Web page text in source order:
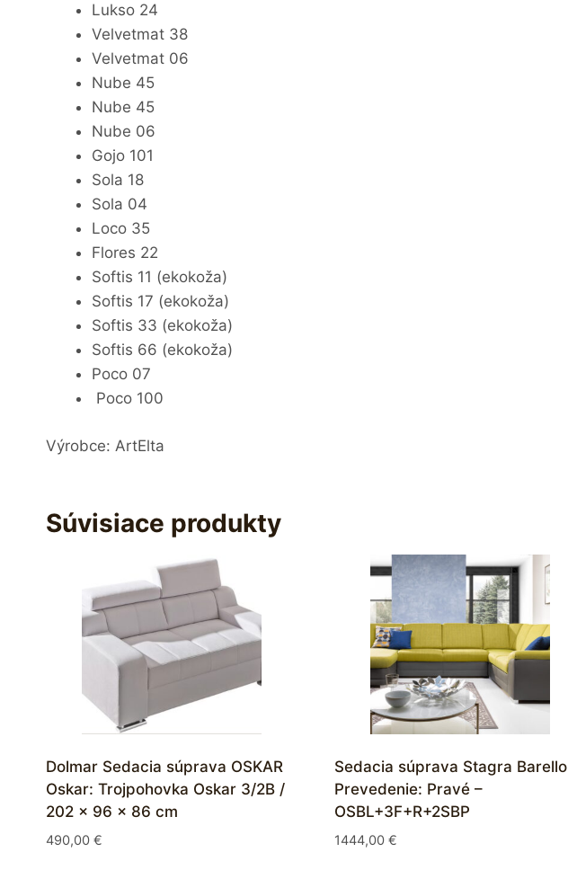
Lukso 24
Velvetmat 38
Velvetmat 06
Nube 45
Nube 45
Nube 06
Gojo 101
Sola 18
Sola 04
Loco 35
Flores 22
Softis 11 (ekokoža)
Softis 17 (ekokoža)
Softis 33 (ekokoža)
Softis 66 (ekokoža)
Poco 07
Poco 100
Výrobce: ArtElta
Súvisiace produkty
Dolmar Sedacia súprava OSKAR
Oskar: Trojpohovka Oskar 3/2B /
202 x 96 x 86 cm
490,00 €
Sedacia súprava Stagra Barello
Prevedenie: Pravé –
OSBL+3F+R+2SBP
1444,00 €